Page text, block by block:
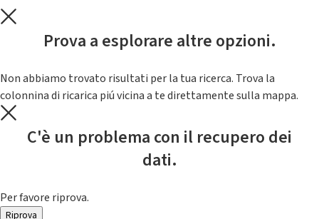
Prova a esplorare altre opzioni.
Non abbiamo trovato risultati per la tua ricerca. Trova la
colonnina di ricarica piú vicina a te direttamente sulla mappa.
C'è un problema con il recupero dei
dati.
Per favore riprova.
Riprova